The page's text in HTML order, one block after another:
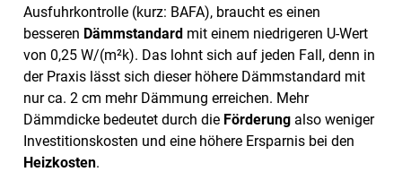
Ausfuhrkontrolle (kurz: BAFA), braucht es einen
besseren Dämmstandard mit einem niedrigeren U-Wert
von 0,25 W/(m²k). Das lohnt sich auf jeden Fall, denn in
der Praxis lässt sich dieser höhere Dämmstandard mit
nur ca. 2 cm mehr Dämmung erreichen. Mehr
Dämmdicke bedeutet durch die Förderung also weniger
Investitionskosten und eine höhere Ersparnis bei den
Heizkosten.